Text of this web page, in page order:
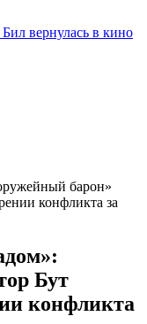
вернулась в кино
барон»
конфликта за
Бут
конфликта